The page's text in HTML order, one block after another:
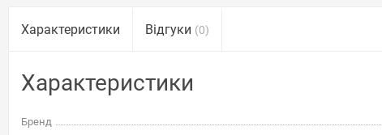
Характеристики Відгуки (0)
Характеристики
Бренд